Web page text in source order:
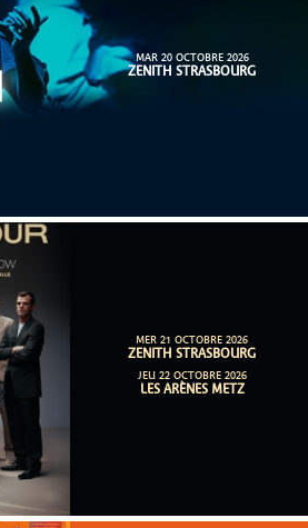
MAR 20 OCTOBRE 2026
ZENITH STRASBOURG
MER 21 OCTOBRE 2026
ZENITH STRASBOURG
JEU 22 OCTOBRE 2026
LES ARÈNES METZ